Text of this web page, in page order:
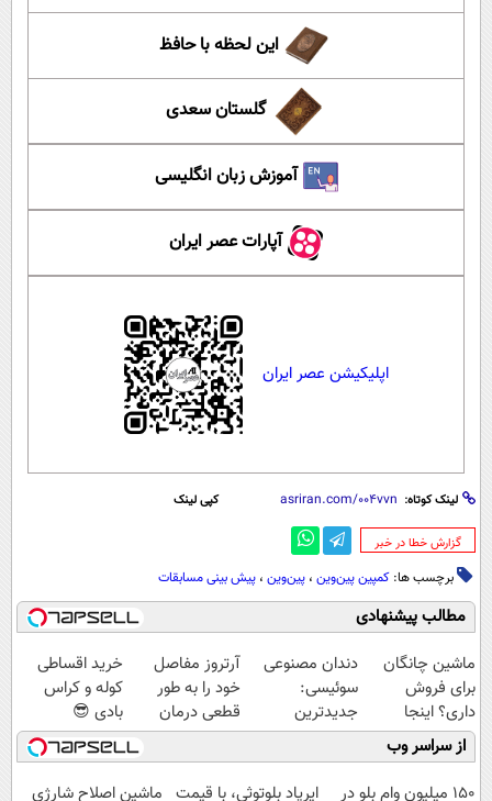
این لحظه با حافظ
گلستان سعدی
آموزش زبان انگلیسی
آپارات عصر ایران
اپلیکیشن عصر ایران
لینک کوتاه: کپی لینک
‌گزارش خطا در خبر
برچسب ها: کمپین پین‌وین ، پین‌وین ، پیش بینی مسابقات
مطالب پیشنهادی
ماشین چانگان
برای فروش
داری؟ اینجا
سریع بفروشش
دندان مصنوعی
سوئیسی:
جدیدترین
فناوری اروپا،
سبک و مقاوم |
پرداخت قسطی
آرتروز مفاصل
خود را به طور
قطعی درمان
کنید!
◗پرسش‌نامه◖
خرید اقساطی
کوله و کراس
بادی 😎
از سراسر وب
150 میلیون وام بلو در
ایرپاد بلوتوثی، با قیمت ماشین اصلاح شارژی